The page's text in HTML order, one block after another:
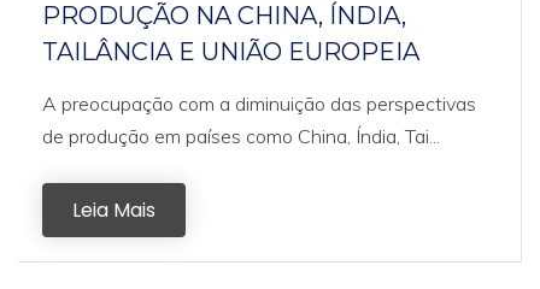
PRODUÇÃO NA CHINA, ÍNDIA,
TAILÂNCIA E UNIÃO EUROPEIA
A preocupação com a diminuição das perspectivas
de produção em países como China, Índia, Tai...
Leia Mais